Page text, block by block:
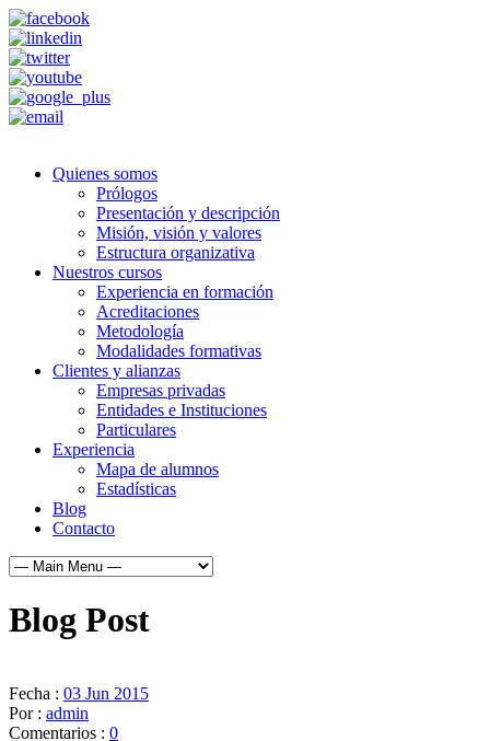
Quienes somos
Prólogos
Presentación y descripción
Misión, visión y valores
Estructura organizativa
Nuestros cursos
Experiencia en formación
Acreditaciones
Metodología
Modalidades formativas
Clientes y alianzas
Empresas privadas
Entidades e Instituciones
Particulares
Experiencia
Mapa de alumnos
Estadísticas
Blog
Contacto
Blog Post
Fecha : 03 Jun 2015
Por : admin
Comentarios : 0